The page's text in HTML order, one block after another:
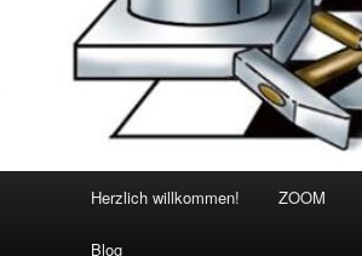
Herzlich willkommen! ZOOM
Blog